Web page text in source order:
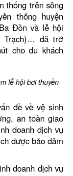
thống trên sông
thống huyện
Đồn và lễ hội
Trạch)… đã trở
cho du khách
lễ hội bơi thuyền
đề về vệ sinh
an toàn giao
doanh dịch vụ
được bảo đảm
doanh dịch vụ